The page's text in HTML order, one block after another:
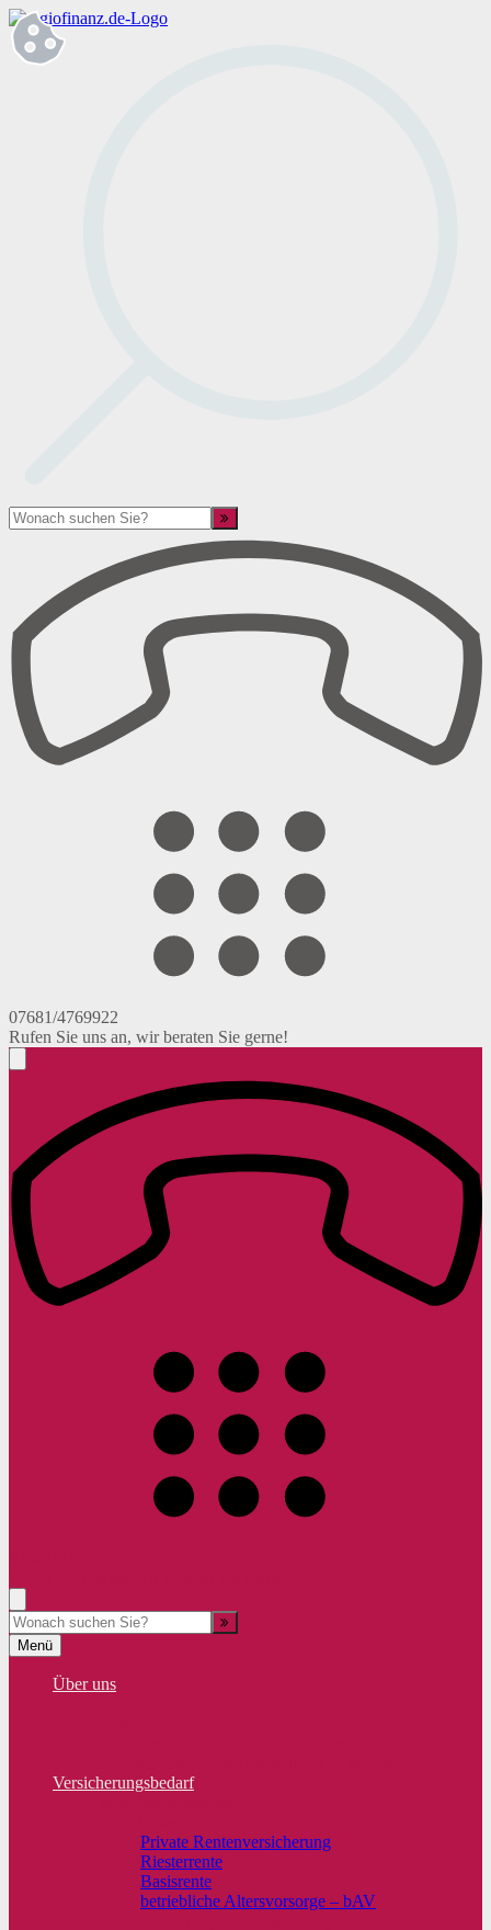
07681/4769922
Rufen Sie uns an, wir beraten Sie gerne!
Menü
Über uns
Versicherungsbedarf
Private Rentenversicherung
Riesterrente
Basisrente
betriebliche Altersvorsorge – bAV